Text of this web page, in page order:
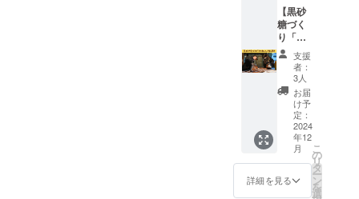
す。 〇
お名前
掲載 ・
掲載方
法：文
字の
み、ロ
ゴ／バ
ナーの
掲載は
不可 ・
支援
時、必
欄に希
す。 ・
掲載方
法：文
字の
み、ロ
ゴ／バ
ナーの
掲載は
不可 ・
支援
時、必
ず備考
欄に希
望され
【黒砂
糖づく
り「さ
とね
り」体
験＆黒
砂糖
450g】
12月初
めに年
一回だ
け行う
300年の
伝統黒
砂糖づ
支援
者：
3人
お届
け予
定：
2024
年12
月
詳細を見る
こ
の
リ
タ
ー
ン
を
選